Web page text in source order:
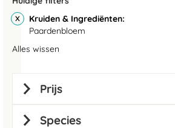
Kruiden & Ingrediënten
Paardenbloem
Alles wissen
Prijs
Species